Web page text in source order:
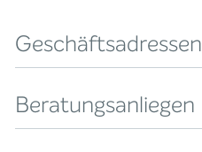
Geschäftsadressen
Beratungsanliegen